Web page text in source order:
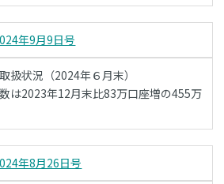
年9月9日号
扱状況（2024年６月末）
は2023年12月末比83万口座増の455万
年8月26日号